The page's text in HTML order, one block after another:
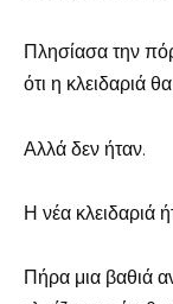
Πλησίασα την
ότι η κλειδαριά
Αλλά δεν ήταν.
Η νέα κλειδαριά
Πήρα μια βαθιά